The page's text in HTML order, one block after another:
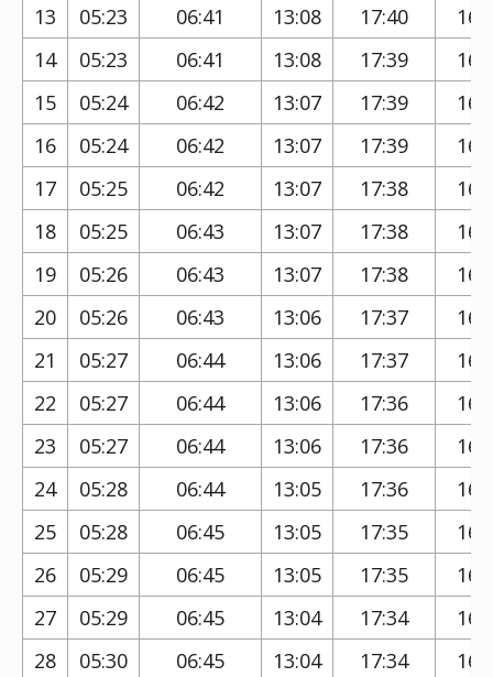
13
05:23 06:41 13:08 17:40
14
05:23 06:41 13:08 17:39
15
05:24 06:42 13:07 17:39
16
05:24 06:42 13:07 17:39
17
05:25 06:42 13:07 17:38
18
05:25 06:43 13:07 17:38
19
05:26 06:43 13:07 17:38
20
05:26 06:43 13:06 17:37
21
05:27 06:44 13:06 17:37
22
05:27 06:44 13:06 17:36
23
05:27 06:44 13:06 17:36
24
05:28 06:44 13:05 17:36
25
05:28 06:45 13:05 17:35
26
05:29 06:45 13:05 17:35
27
05:29 06:45 13:04 17:34
28
05:30 06:45 13:04 17:34